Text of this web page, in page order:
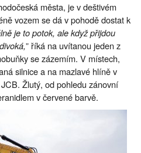
města, je v deštivém
vozem se dá v pohodě dostat k
je to potok, ale když přijdou
” říká na uvítanou jeden z
se zázemím. V místech,
silnice a na mazlavé hlíně v
Žlutý, od pohledu zánovní
v červené barvě.